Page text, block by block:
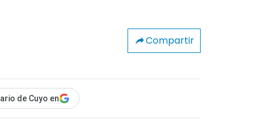
Compartir
de Cuyo en